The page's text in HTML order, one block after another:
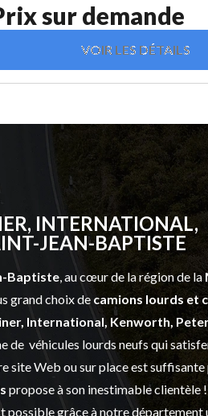
sur demande
VOIR LES DÉTAILS
INTERNATIONAL,
JEAN-BAPTISTE
Baptiste, au cœur de la région de la
grand choix de camions lourds et
International, Kenworth,
de véhicules lourds neufsqui
site Web ou sur place est suffisante
propose à son inestimable clientèle !
possible grâce à notredépartement